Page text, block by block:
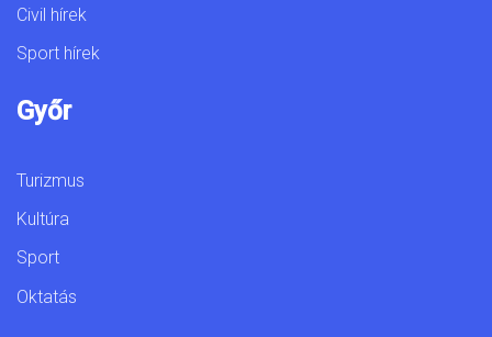
Civil hírek
Sport hírek
Győr
Turizmus
Kultúra
Sport
Oktatás